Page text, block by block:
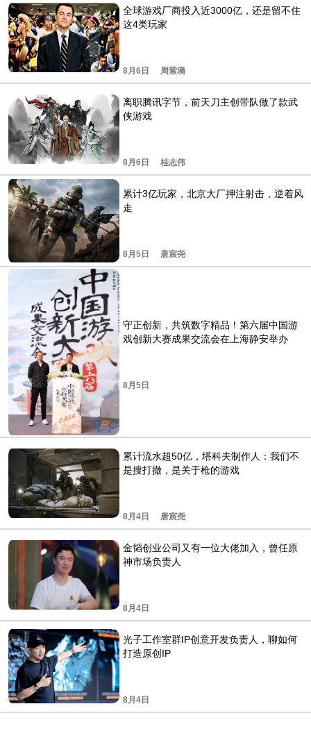
全球游戏厂商投入近3000亿，还是留不住
这4类玩家
8月6日 周紫漪
离职腾讯字节，前天刀主创带队做了款武
侠游戏
8月6日 桂志伟
累计3亿玩家，北京大厂押注射击，逆着风
走
8月5日 唐宸尧
守正创新，共筑数字精品！第六届中国游
戏创新大赛成果交流会在上海静安举办
8月5日
累计流水超50亿，塔科夫制作人：我们不
是搜打撤，是关于枪的游戏
8月4日 唐宸尧
金韬创业公司又有一位大佬加入，曾任原
神市场负责人
8月4日
光子工作室群IP创意开发负责人，聊如何
打造原创IP
8月4日